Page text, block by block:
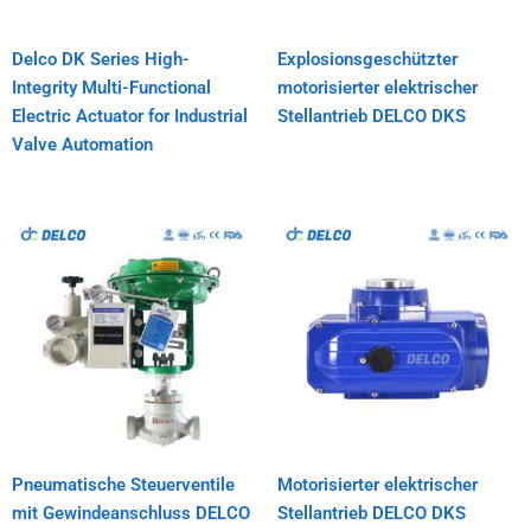
Delco DK Series High-
Integrity Multi-Functional
Electric Actuator for Industrial
Valve Automation
Explosionsgeschützter
motorisierter elektrischer
Stellantrieb DELCO DKS
Pneumatische Steuerventile
mit Gewindeanschluss DELCO
Motorisierter elektrischer
Stellantrieb DELCO DKS